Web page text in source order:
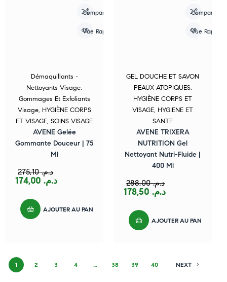
Compare
Vue Rapide
Démaquillants -
Nettoyants Visage,
Gommages Et Exfoliants
Visage, HYGIÈNE CORPS
ET VISAGE, SOINS VISAGE
AVENE Gelée
Gommante Douceur | 75
Ml
د.م.275,10
د.م.
AJOUTER AU PANIER
Compare
Vue Rapide
GEL DOUCHE ET SAVON
PEAUX ATOPIQUES,
HYGIÈNE CORPS ET
VISAGE, HYGIENE ET
SANTE
AVENE TRIXERA
NUTRITION Gel
Nettoyant Nutri-Fluide |
400 Ml
د.م.288,00
د.م.
AJOUTER AU PANIER
1 2 3 4 … 38 39 40 NEXT